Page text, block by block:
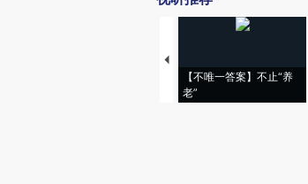
【不唯一答案】不止“养
老”